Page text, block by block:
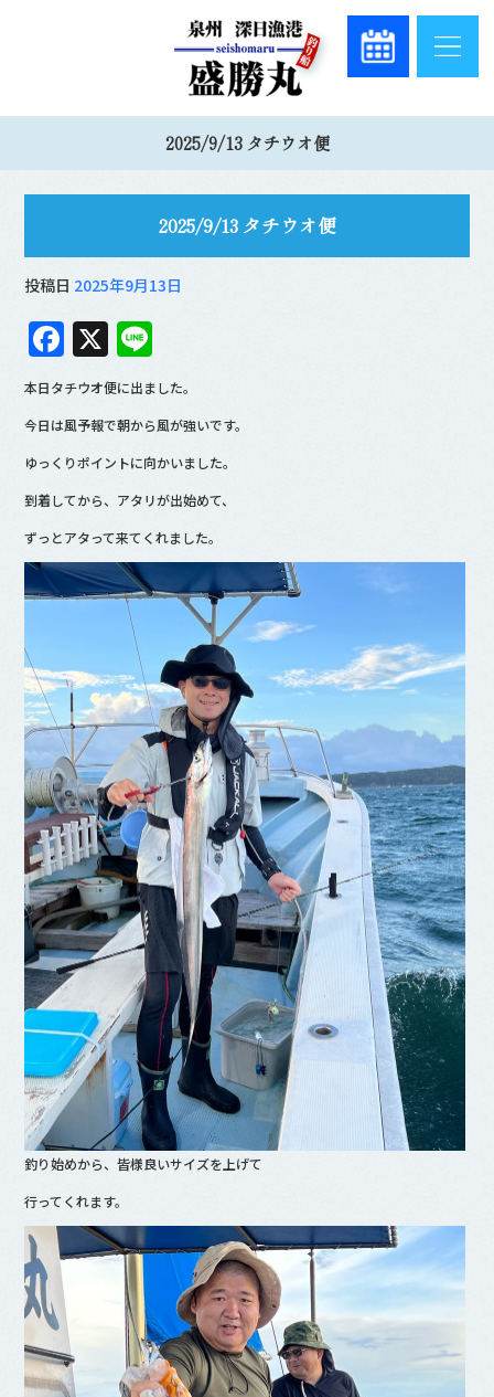
2025/9/13 タチウオ便
2025/9/13 タチウオ便
投稿日 2025年9月13日
F
a
c
e
b
o
o
k
X
n
e
本日タチウオ便に出ました。
今日は風予報で朝から風が強いです。
ゆっくりポイントに向かいました。
到着してから、アタリが出始めて、
ずっとアタって来てくれました。
釣り始めから、皆様良いサイズを上げて
行ってくれます。